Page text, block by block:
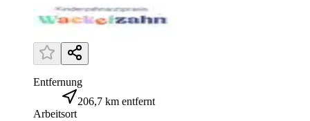
Entfernung
206,7 km entfernt
Arbeitsort